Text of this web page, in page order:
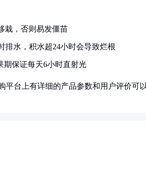
栽，否则易发僵苗
排水，积水超24小时会导致烂根
期保证每天6小时直射光
平台上有详细的产品参数和用户评价可